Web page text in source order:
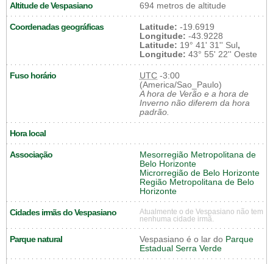
Altitude de Vespasiano 694 metros de altitude
Coordenadas geográficas Latitude: -19.6919
Longitude: -43.9228
Latitude: 19° 41' 31'' Sul,
Longitude: 43° 55' 22'' Oeste
Fuso horário UTC -3:00
(America/Sao_Paulo)
A hora de Verão e a hora de
Inverno não diferem da hora
padrão.
Hora local
Associação
Mesorregião Metropolitana de
Belo Horizonte
Microrregião de Belo Horizonte
Região Metropolitana de Belo
Horizonte
Cidades irmãs do Vespasiano
Atualmente o de Vespasiano não tem
nenhuma cidade irmã.
Parque natural Vespasiano é o lar do Parque
Estadual Serra Verde